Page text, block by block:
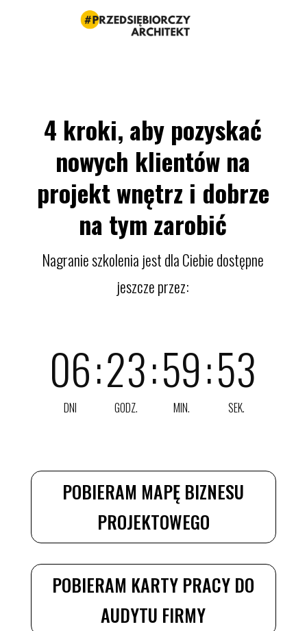
4 kroki, aby pozyskać
nowych klientów na
projekt wnętrz i dobrze
na tym zarobić
Nagranie szkolenia jest dla Ciebie dostępne
jeszcze przez:
06
DNI
:23
GODZ.
:59
MIN.
:51
SEK.
POBIERAM MAPĘ BIZNESU
PROJEKTOWEGO
POBIERAM KARTY PRACY DO
AUDYTU FIRMY